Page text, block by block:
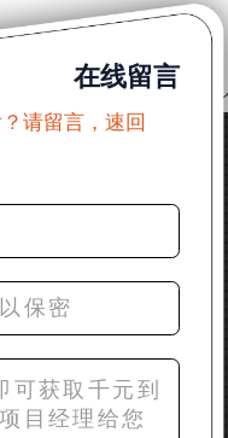
吨锤破，加工石灰石
备有吗？给个详细
右的鄂破和反击破，
目，用什么磨粉设
在线留言
请留言，速回